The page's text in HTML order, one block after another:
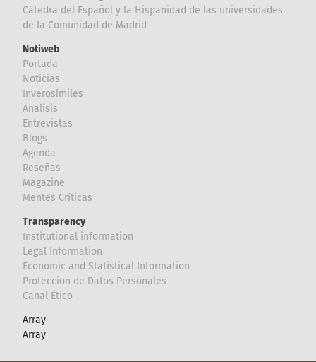
Cátedra del Español y la Hispanidad de las universidades
de la Comunidad de Madrid
Notiweb
Portada
Noticias
Inverosímiles
Analisis
Entrevistas
Blogs
Agenda
Reseñas
Magazine
Mentes Críticas
Transparency
Institutional information
Legal Information
Economic and Statistical Information
Proteccion de Datos Personales
Canal Ético
Array
Array